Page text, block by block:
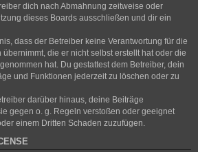
dich nach Abmahnung zeitweise oder
dieses Boards ausschließen und dir ein
dass der Betreiber keine Verantwortung für die
übernimmt, die er nicht selbst erstellt hat oder die
hat. Du gestattest dem Betreiber, dein
und Funktionen jederzeit zu löschen oder zu
darüber hinaus, deine Beiträge
gegen o. g. Regeln verstoßen oder geeignet
einem Dritten Schaden zuzufügen.